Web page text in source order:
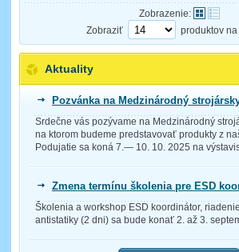
Zobrazenie:
Zobraziť
produktov na
Aktuality
Pozvánka na Medzinárodný
Srdečne vás pozývame na Medzinárodný
na ktorom budeme predstavovať produkty z
Podujatie sa koná 7.— 10. 10. 2025 na
Zmena termínu školenia pre ESD
Školenia a workshop ESD koordinátor,
antistatiky (2 dni) sa bude konať 2. až 3.